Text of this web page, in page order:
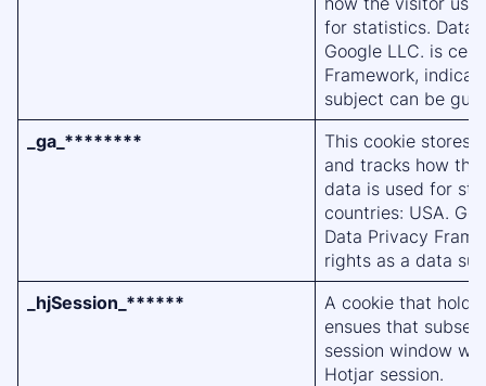
for statistics. Data
Google LLC. is
Framework,
subject can be
_ga_********
This cookie stores
and tracks how
data is used for
countries: USA.
Data Privacy
rights as a data
_hjSession_******
A cookie that
ensues that
session window
Hotjar session.